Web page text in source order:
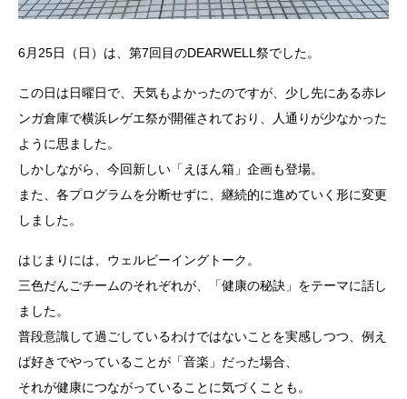
6月25日（日）は、第7回目のDEARWELL祭でした。
この日は日曜日で、天気もよかったのですが、少し先にある赤レ
ンガ倉庫で横浜レゲエ祭が開催されており、人通りが少なかった
ように思ました。
しかしながら、今回新しい「えほん箱」企画も登場。
また、各プログラムを分断せずに、継続的に進めていく形に変更
しました。
はじまりには、ウェルビーイングトーク。
三色だんごチームのそれぞれが、「健康の秘訣」をテーマに話し
ました。
普段意識して過ごしているわけではないことを実感しつつ、例え
ば好きでやっていることが「音楽」だった場合、
それが健康につながっていることに気づくことも。